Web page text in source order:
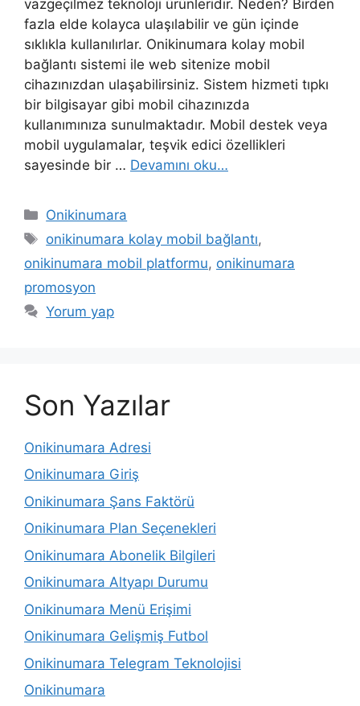
vazgeçilmez teknoloji ürünleridir. Neden? Birden
fazla elde kolayca ulaşılabilir ve gün içinde
sıklıkla kullanılırlar. Onikinumara kolay mobil
bağlantı sistemi ile web sitenize mobil
cihazınızdan ulaşabilirsiniz. Sistem hizmeti tıpkı
bir bilgisayar gibi mobil cihazınızda
kullanımınıza sunulmaktadır. Mobil destek veya
mobil uygulamalar, teşvik edici özellikleri
sayesinde bir … Devamını oku…
Kategoriler
Onikinumara
Etiketler
onikinumara kolay mobil bağlantı,
onikinumara mobil platformu, onikinumara
promosyon
Yorum yap
Son Yazılar
Onikinumara Adresi
Onikinumara Giriş
Onikinumara Şans Faktörü
Onikinumara Plan Seçenekleri
Onikinumara Abonelik Bilgileri
Onikinumara Altyapı Durumu
Onikinumara Menü Erişimi
Onikinumara Gelişmiş Futbol
Onikinumara Telegram Teknolojisi
Onikinumara